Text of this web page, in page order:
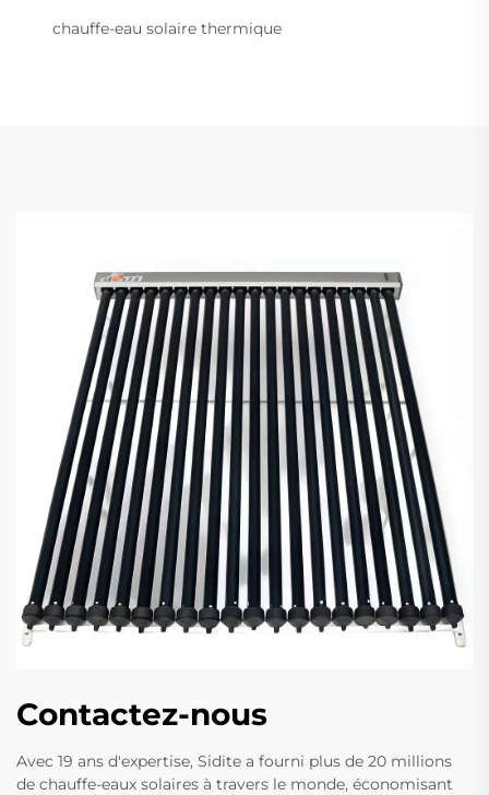
chauffe-eau solaire thermique
Contactez-nous
Avec 19 ans d'expertise, Sidite a fourni plus de 20 millions
de chauffe-eaux solaires à travers le monde, économisant